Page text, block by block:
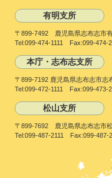
有明支所
〒899-7492 鹿児島県志布志市
Tel:099-474-1111 Fax:099-474-
本庁・志布志支所
〒899-7192 鹿児島県志布志市志
Tel:099-472-1111 Fax:099-473-
松山支所
〒899-7692 鹿児島県志布志市
Tel:099-487-2111 Fax:099-487-